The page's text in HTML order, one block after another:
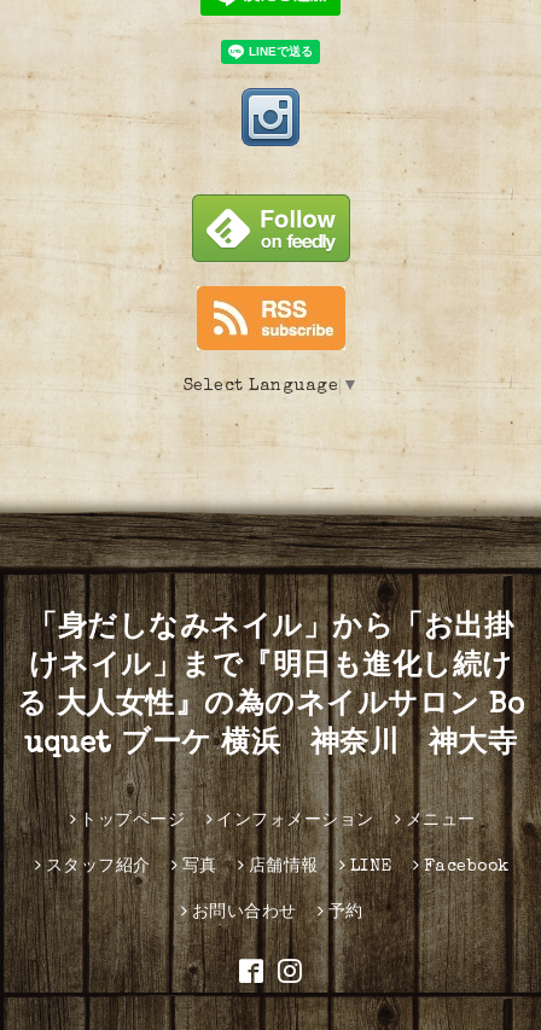
Select Language ▼
「身だしなみネイル」から「お出掛
けネイル」まで『明日も進化し続け
る 大人女性』の為のネイルサロン Bo
uquet ブーケ 横浜 神奈川 神大寺
トップページ インフォメーション メニュー
スタッフ紹介 写真 店舗情報 LINE Facebook
お問い合わせ 予約